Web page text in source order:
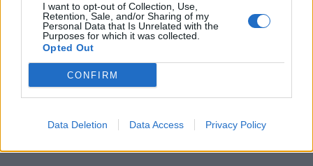
I want to opt-out of Collection, Use,
Retention, Sale, and/or Sharing of my
Personal Data that Is Unrelated with the
Purposes for which it was collected.
Opted Out
CONFIRM
Data Deletion Data Access Privacy Policy